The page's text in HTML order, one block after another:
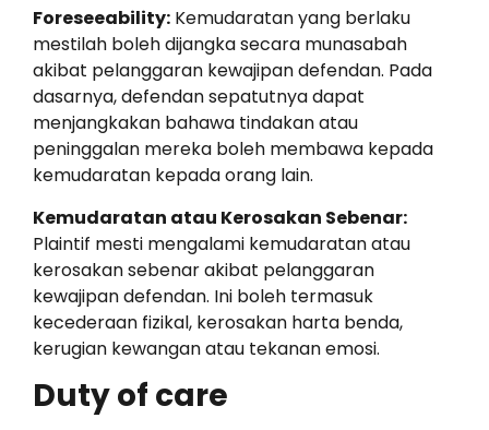
Foreseeability: Kemudaratan yang berlaku
mestilah boleh dijangka secara munasabah
akibat pelanggaran kewajipan defendan. Pada
dasarnya, defendan sepatutnya dapat
menjangkakan bahawa tindakan atau
peninggalan mereka boleh membawa kepada
kemudaratan kepada orang lain.
Kemudaratan atau Kerosakan Sebenar:
Plaintif mesti mengalami kemudaratan atau
kerosakan sebenar akibat pelanggaran
kewajipan defendan. Ini boleh termasuk
kecederaan fizikal, kerosakan harta benda,
kerugian kewangan atau tekanan emosi.
Duty of care